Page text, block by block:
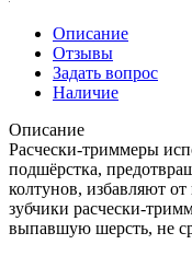
Описание
Отзывы
Задать вопрос
Наличие
Описание
Расчески-триммеры
подшёрстка,
колтунов, избавляют
зубчики расчески-
выпавшую шерсть, не